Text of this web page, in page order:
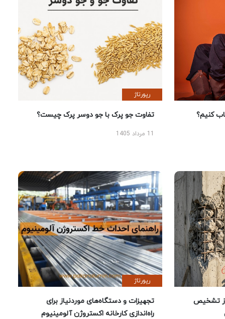
کنیم؟
رپورتاژ
تفاوت جو پرک با جو دوسر پرک چیست؟
تشخیص
رپورتاژ
تجهیزات و دستگاه‌های موردنیاز برای
راه‌اندازی کارخانه اکستروژن آلومینیوم